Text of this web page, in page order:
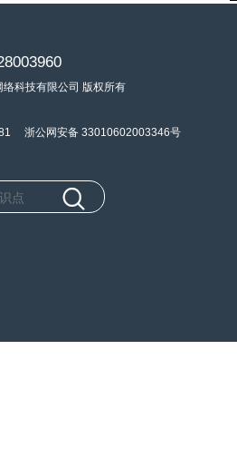
科技有限公司 版权所有
浙公网安备 33010602003346号